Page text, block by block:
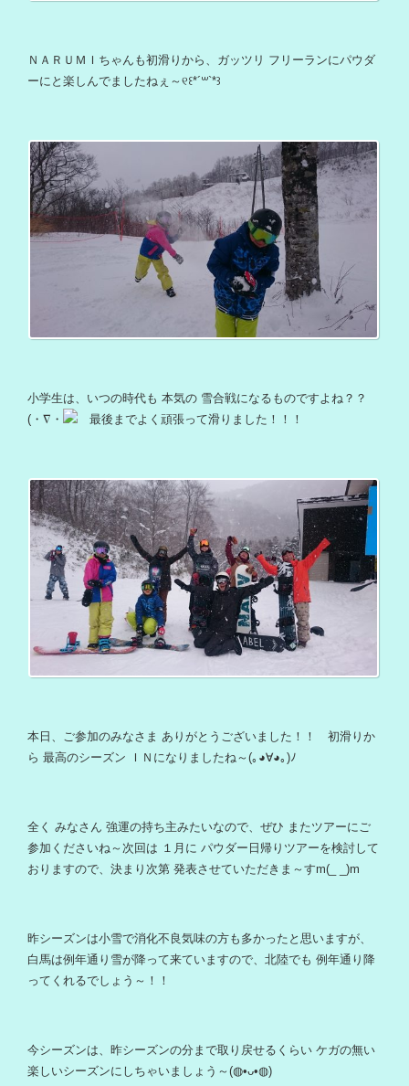
ＮＡＲＵＭＩちゃんも初滑りから、ガッツリ フリーランにパウダ
ーにと楽しんでましたねぇ～୧꒰*´꒳`*꒱
小学生は、いつの時代も 本気の 雪合戦になるものですよね？？
(・∇・
最後までよく頑張って滑りました！！！
本日、ご参加のみなさま ありがとうございました！！ 初滑りか
ら 最高のシーズン ＩＮになりましたね～(｡◕∀◕｡)ﾉ
全く みなさん 強運の持ち主みたいなので、ぜひ またツアーにご
参加くださいね～次回は １月に パウダー日帰りツアーを検討して
おりますので、決まり次第 発表させていただきま～すm(_ _)m
昨シーズンは小雪で消化不良気味の方も多かったと思いますが、
白馬は例年通り雪が降って来ていますので、北陸でも 例年通り降
ってくれるでしょう～！！
今シーズンは、昨シーズンの分まで取り戻せるくらい ケガの無い
楽しいシーズンにしちゃいましょう～(◍•ᴗ•◍)